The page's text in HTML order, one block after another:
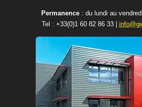
Permanence : du lundi au
Tel : +33(0)1 60 82 86 33|